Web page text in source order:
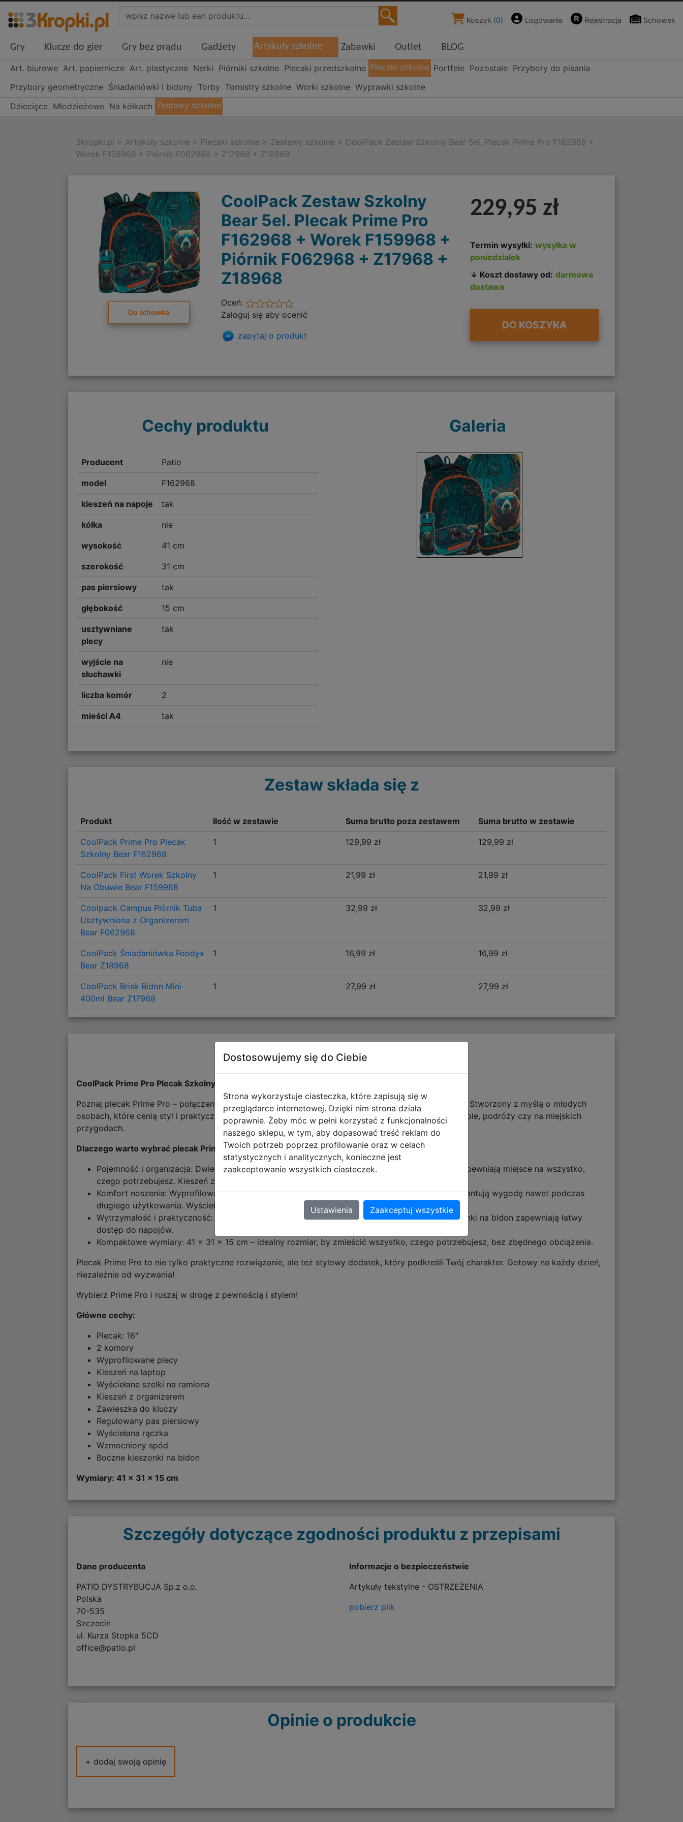
Koszyk (0) Logowanie Rejestracja Schowek
Gry Klucze do gier Gry bez prądu Gadżety Artykuły szkolne Zabawki Outlet BLOG
Art. biurowe Art. papiernicze Art. plastyczne Nerki Piórniki szkolne Plecaki przedszkolne Plecaki szkolne Portfele Pozostałe Przybory do pisania
Przybory geometryczne Śniadaniówki i bidony Torby Tornistry szkolne Worki szkolne Wyprawki szkolne
Dziecięce Młodzieżowe Na kółkach Zestawy szkolne
3kropki.pl > Artykuły szkolne > Plecaki szkolne > Zestawy szkolne > CoolPack Zestaw Szkolny Bear 5el. Plecak Prime Pro F162968 +
Worek F159968 + Piórnik F062968 + Z17968 + Z18968
Do schowka
CoolPack Zestaw Szkolny
Bear 5el. Plecak Prime Pro
F162968 + Worek F159968 +
Piórnik F062968 + Z17968 +
Z18968
Oceń:
Zaloguj się aby ocenić
zapytaj o produkt
229,95 zł
Termin wysyłki: wysyłka w
poniedziałek
↓ Koszt dostawy od: darmowa
dostawa
DO KOSZYKA
Cechy produktu
Producent Patio
model F162968
kieszeń na napoje tak
kółka nie
wysokość 41 cm
szerokość 31 cm
pas piersiowy tak
głębokość 15 cm
usztywniane
plecy
tak
wyjście na
słuchawki
nie
liczba komór 2
mieści A4 tak
Galeria
Zestaw składa się z
Produkt Ilość w zestawie Suma brutto poza zestawem Suma brutto w zestawie
CoolPack Prime Pro Plecak
Szkolny Bear F162968
1 129,99 zł 129,99 zł
CoolPack First Worek Szkolny
Na Obuwie Bear F159968
1 21,99 zł 21,99 zł
Coolpack Campus Piórnik Tuba
Usztywniona z Organizerem
Bear F062968
1 32,99 zł 32,99 zł
CoolPack Śniadaniówka Foodyx
Bear Z18968
1 16,99 zł 16,99 zł
CoolPack Brisk Bidon Mini
400ml Bear Z17968
1 27,99 zł 27,99 zł
Opis produktu
CoolPack Prime Pro Plecak Szkolny Bear F162968
Poznaj plecak Prime Pro – połączenie świetnego designu, funkcjonalności i niezrównanego komfortu! Stworzony z myślą o młodych
osobach, które cenią styl i praktyczność, ten plecak sprawdzi się idealnie w pierwszych latach w szkole, podróży czy na miejskich
przygodach.
Dlaczego warto wybrać plecak Prime Pro?
Pojemność i organizacja: Dwie przestronne komory oraz dedykowana kieszeń na laptop 16"" zapewniają miejsce na wszystko,
czego potrzebujesz. Kieszeń z organizerem i zawieszka do kluczy pomogą utrzymać porządek.
Komfort noszenia: Wyprofilowane plecy, wyściełane szelki oraz regulowany pas piersiowy gwarantują wygodę nawet podczas
długiego użytkowania. Wyściełana rączka ułatwia przenoszenie w dłoni.
Wytrzymałość i praktyczność: Wzmocniony spód chroni przed uszkodzeniami, a boczne kieszonki na bidon zapewniają łatwy
dostęp do napojów.
Kompaktowe wymiary: 41 x 31 x 15 cm – idealny rozmiar, by zmieścić wszystko, czego potrzebujesz, bez zbędnego obciążenia.
Plecak Prime Pro to nie tylko praktyczne rozwiązanie, ale też stylowy dodatek, który podkreśli Twój charakter. Gotowy na każdy dzień,
niezależnie od wyzwania!
Wybierz Prime Pro i ruszaj w drogę z pewnością i stylem!
Główne cechy:
Plecak: 16"
2 komory
Wyprofilowane plecy
Kieszeń na laptop
Wyściełane szelki na ramiona
Kieszeń z organizerem
Zawieszka do kluczy
Regulowany pas piersiowy
Wyściełana rączka
Wzmocniony spód
Boczne kieszonki na bidon
Wymiary: 41 x 31 x 15 cm
Szczegóły dotyczące zgodności produktu z przepisami
Dane producenta
PATIO DYSTRYBUCJA Sp.z o.o.
Polska
70-535
Szczecin
ul. Kurza Stopka 5CD
office@patio.pl
Informacje o bezpieczeństwie
Artykuły tekstylne - OSTRZEŻENIA
pobierz plik
Opinie o produkcie
+ dodaj swoją opinię
Dostosowujemy się do Ciebie
Strona wykorzystuje ciasteczka, które zapisują się w
przeglądarce internetowej. Dzięki nim strona działa
poprawnie. Żeby móc w pełni korzystać z funkcjonalności
naszego sklepu, w tym, aby dopasować treść reklam do
Twoich potrzeb poprzez profilowanie oraz w celach
statystycznych i analitycznych, konieczne jest
zaakceptowanie wszystkich ciasteczek.
Ustawienia Zaakceptuj wszystkie